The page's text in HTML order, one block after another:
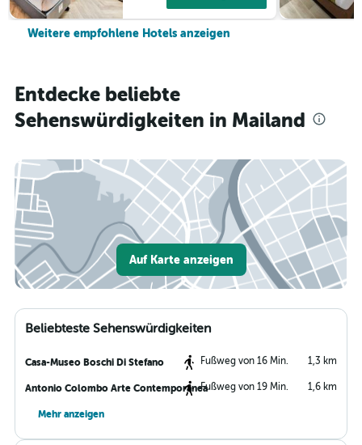
Weitere empfohlene Hotels anzeigen
Entdecke beliebte
Sehenswürdigkeiten in Mailand
Auf Karte anzeigen
Beliebteste Sehenswürdigkeiten
Casa-Museo Boschi Di Stefano Fußweg von 16 Min. 1,3 km
Antonio Colombo Arte ContemporaneaFußweg von 19 Min. 1,6 km
Mehr anzeigen